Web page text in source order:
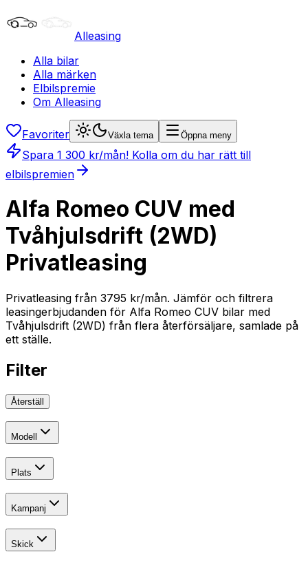
Alleasing
Alla bilar
Alla märken
Elbilspremie
Om Alleasing
Favoriter Växla tema Öppna meny
Spara 1 300 kr/mån! Kolla om du har rätt till
elbilspremien
Alfa Romeo CUV med
Tvåhjulsdrift (2WD)
Privatleasing
Privatleasing från 3795 kr/mån. Jämför och filtrera
leasingerbjudanden för Alfa Romeo CUV bilar med
Tvåhjulsdrift (2WD) från flera återförsäljare, samlade på
ett ställe.
Filter
Återställ
Modell
Plats
Kampanj
Skick